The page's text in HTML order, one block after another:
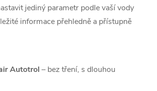
jediný parametr podle vaší vody
informace přehledně a přístupně
Autotrol – bez tření, s dlouhou